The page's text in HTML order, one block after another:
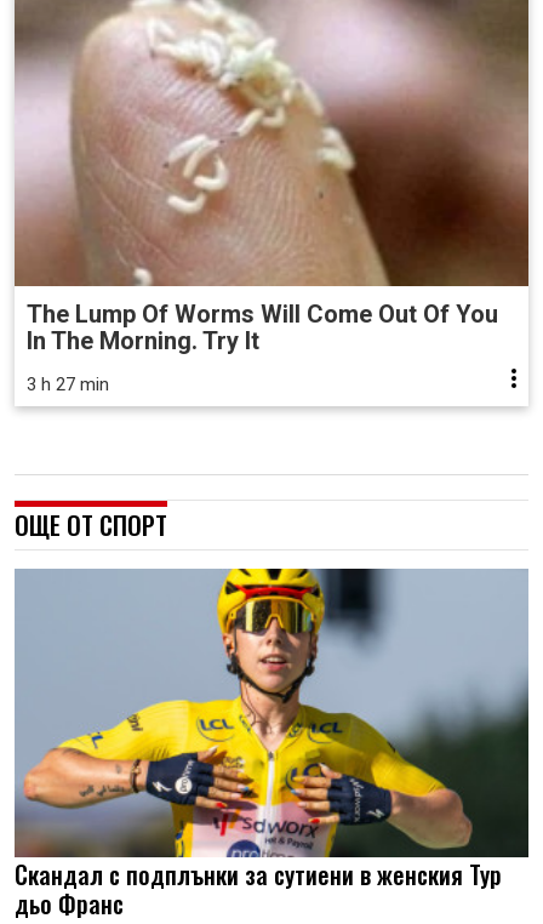
The Lump Of Worms Will Come Out Of You
In The Morning. Try It
3 h 27 min
ОЩЕ ОТ СПОРТ
Скандал с подплънки за сутиени в женския Тур
дьо Франс